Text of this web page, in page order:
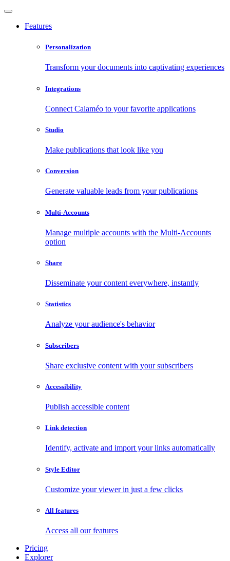
Features
Personalization
Transform your documents into captivating experiences
Integrations
Connect Calaméo to your favorite applications
Studio
Make publications that look like you
Conversion
Generate valuable leads from your publications
Multi-Accounts
Manage multiple accounts with the Multi-Accounts
option
Share
Disseminate your content everywhere, instantly
Statistics
Analyze your audience's behavior
Subscribers
Share exclusive content with your subscribers
Accessibility
Publish accessible content
Link detection
Identify, activate and import your links automatically
Style Editor
Customize your viewer in just a few clicks
All features
Access all our features
Pricing
Explorer